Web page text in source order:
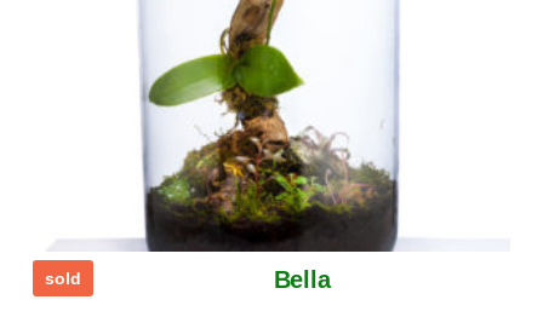
sold Bella